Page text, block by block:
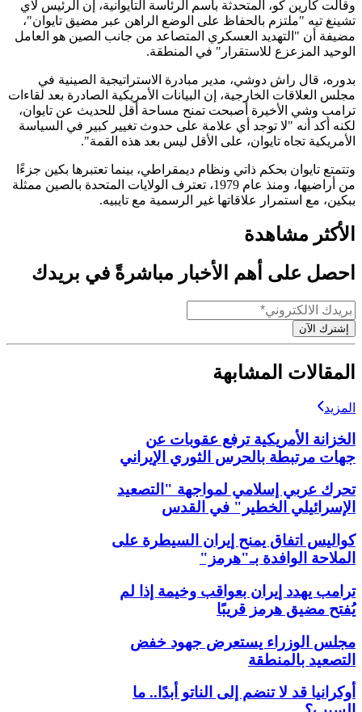
وقالت كارين كو، المتحدثة باسم الرئاسة التايوانية، إن الرئيس لاي
تشينغ تيه "ملتزم بالحفاظ على الوضع الراهن عبر مضيق تايوان"،
مضيفة أن "التهديد العسكري المتصاعد من جانب الصين هو العامل
الوحيد المزعزع للاستقرار" في المنطقة.
بدوره، قال راش دوشي، مدير مبادرة الاستراتيجية الصينية في
مجلس العلاقات الخارجية، إن البيانات الأمريكية الصادرة بعد لقاءات
ترامب وشي الأخيرة أصبحت تمنح مساحة أقل للحديث عن تايوان،
لكنه أكد أنه "لا توجد أي علامة على حدوث تغيير كبير في السياسة
الأمريكية تجاه تايوان، على الأقل ليس بعد هذه القمة".
وتتمتع تايوان بحكم ذاتي ونظام ديمقراطي، بينما تعتبرها بكين جزءًا
من أراضيها، ومنذ عام 1979، تعترف الولايات المتحدة بالصين ممثلة
ببكين، مع استمرار علاقاتها غير الرسمية مع تايبيه.
الأكثر مشاهدة
احصل على أهم الأخبار مباشرةً في بريدك
إشترك الآن
المقالات المشابهة
المزيد
الخزانة الأمريكية ترفع عقوبات عن
جهات مرتبطة بالحرس الثوري الإيراني
تحرك عربي إسلامي لمواجهة "التصعيد
الإسرائيلي الخطير" في القدس
كواليس اتفاق يمنح إيران السيطرة على
الملاحة الوافدة بـ"هرمز"
ترامب يهدد إيران بعواقب وخيمة إذا لم
يُفتح مضيق هرمز قريبًا
مجلس الوزراء يستعرض جهود خفض
التصعيد بالمنطقة
أوكرانيا قد لا تنضم إلى الناتو أبدًا.. ما